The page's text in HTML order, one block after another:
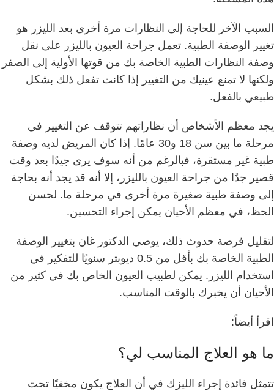
السبب الآخر للحاجة إلى النظارات مرة أخرى بعد الليزر هو
تغيير الوصفة الطبية. تعمل جراحة العيون بالليزر على نقل
وصفة النظارات الطبية الخاصة بك من قوتها الأولية إلى الصفر
ولكنها لا تمنع عينيك من التغيير إذا كانت تفعل ذلك بشكل
طبيعي بالفعل.
يجد معظم الأشخاص أن نظاراتهم تتوقف عن التغيير في
مرحلة ما بين سن 18 و30 عامًا.
إذا كان المريض لديه وصفة
طبية غير مستقرة، فبالرغم من أنه سوف يرى جيدًا بعد وقت
قصير جدًا من جراحة العيون بالليزر، إلا أنه قد يجد أنه بحاجة
إلى وصفة طبية صغيرة مرة أخرى في مرحلة ما. لحسن
الحظ، في معظم الأحيان يمكن إجراء التحسين.
لتقليل فرصة حدوث ذلك، يوصي الدكتور غان بتغيير الوصفة
الطبية الخاصة بك بأقل من 0.5 ديوبتر سنويًا للتفكير في
استخدام الليزر. يمكن لطبيب العيون الخاص بك في كثير من
الأحيان أن يخبرك بالوقت المناسب.
اقرأ أيضاً:
ما هو العلاج المناسب لي؟
تتمثل فائدة إجراء الليزك في أن العلاج يكون مخفيًا تحت